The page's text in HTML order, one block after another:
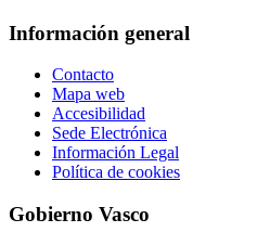
Información general
Contacto
Mapa web
Accesibilidad
Sede Electrónica
Información Legal
Política de cookies
Gobierno Vasco